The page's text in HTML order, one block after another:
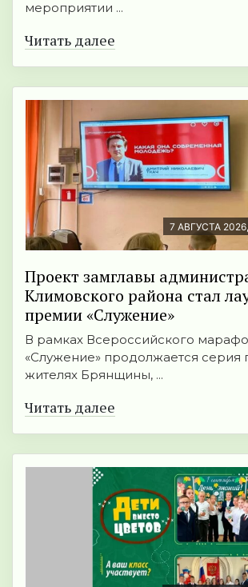
мероприятии ...
Читать далее
7 АВГУСТА
Проект замглавы
Климовского района стал
премии «Служение»
В рамках Всероссийского
«Служение» продолжается серия
жителях Брянщины, ...
Читать далее